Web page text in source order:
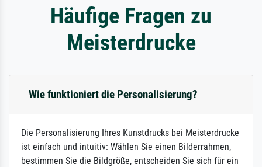
Häufige Fragen zu
Meisterdrucke
Wie funktioniert die Personalisierung?
Die Personalisierung Ihres Kunstdrucks bei Meisterdrucke
ist einfach und intuitiv: Wählen Sie einen Bilderrahmen,
bestimmen Sie die Bildgröße, entscheiden Sie sich für ein